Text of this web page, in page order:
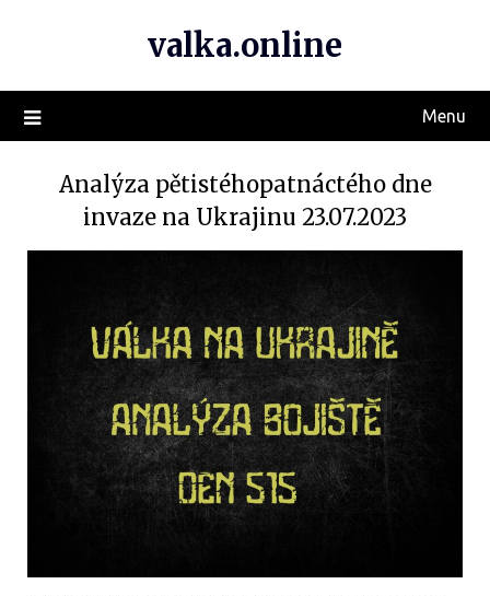
valka.online
Menu
Analýza pětistéhopatnáctého dne
invaze na Ukrajinu 23.07.2023